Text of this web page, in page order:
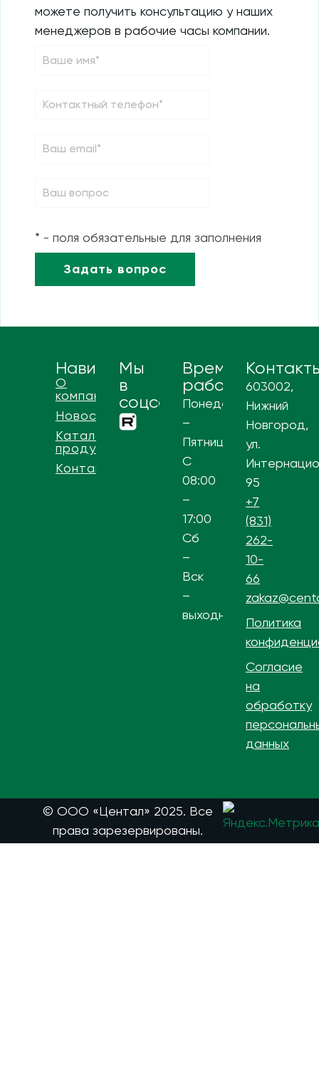
можете получить консультацию у наших
менеджеров в рабочие часы компании.
* - поля обязательные для заполнения
Навигация
О
компании
Новости
Каталог
продукции
Контакты
Мы
в
соцсетях
Время
работы
Понедельник
–
Пятница
С
08:00
–
17:00
Сб
–
Вск
–
выходной
603002,
Нижний
Новгород,
ул.
95
+7
(831)
262-
10-
66
Политика
Согласие
на
обработку
данных
© ООО «Центал» 2025. Все
права зарезервированы.